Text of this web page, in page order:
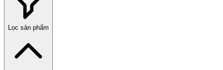
Lọc sản phẩm